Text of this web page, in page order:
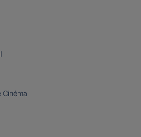
Cinéma